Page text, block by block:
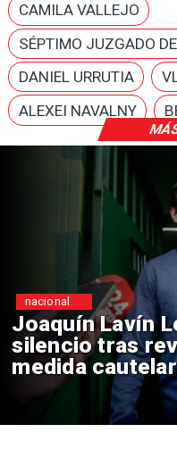
CAMILA VALLEJO
SÉPTIMO JUZGADO
DANIEL URRUTIA
ALEXEI NAVALNY
Chile y
reinicio de
consulares
nacional